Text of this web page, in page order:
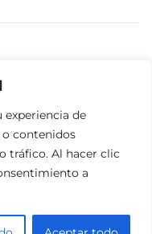
experiencia de
contenidos
tráfico. Al hacer clic
a
Aviso legal
de privacidad